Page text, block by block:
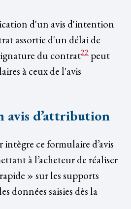
d'un avis d'intention
assortie d'un délai de
du contrat22 peut
à ceux de l'avis
avis d’attribution
ce formulaire d’avis
à l’acheteur de réaliser
» sur les supports
données saisies dès la